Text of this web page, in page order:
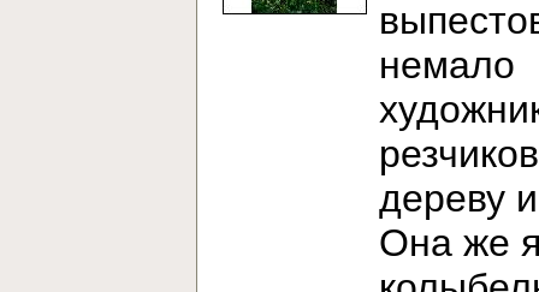
немало
дереву
Она же